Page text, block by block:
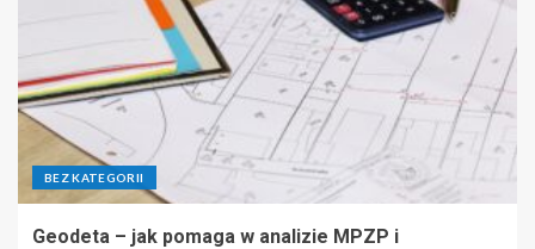
BEZ KATEGORII
Geodeta – jak pomaga w analizie MPZP i